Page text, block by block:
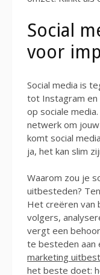
Social
voor
Social media is
tot Instagram en
op sociale
netwerk om
komt social
ja, het kan slim
Waarom zou je
uitbesteden?
Het creëren van
volgers,
vergt een
te besteden aan
marketing
het beste doet: